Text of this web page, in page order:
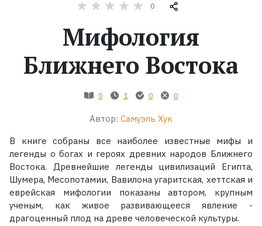
Экранизации
0
Мифология
Ближнего Востока
0 1 0 0
Автор: Самуэль Хук
В книге собраны все наиболее известные мифы и
легенды о богах и героях древних народов Ближнего
Востока. Древнейшие легенды цивилизаций Египта,
Шумера, Месопотамии, Вавилона угаритская, хеттская и
еврейская мифологии показаны автором, крупным
ученым, как живое развивающееся явление -
драгоценный плод на древе человеческой культуры.